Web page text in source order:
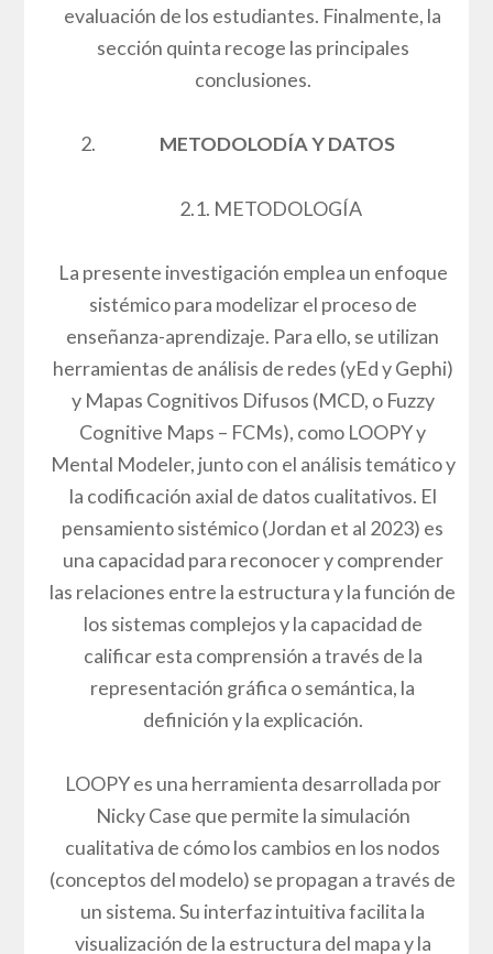
evaluación de los estudiantes. Finalmente, la
sección quinta recoge las principales
conclusiones.
METODOLODÍA Y DATOS
2.1. METODOLOGÍA
La presente investigación emplea un enfoque
sistémico para modelizar el proceso de
enseñanza-aprendizaje. Para ello, se utilizan
herramientas de análisis de redes (yEd y Gephi)
y Mapas Cognitivos Difusos (MCD, o Fuzzy
Cognitive Maps – FCMs), como LOOPY y
Mental Modeler, junto con el análisis temático y
la codificación axial de datos cualitativos. El
pensamiento sistémico (Jordan et al 2023) es
una capacidad para reconocer y comprender
las relaciones entre la estructura y la función de
los sistemas complejos y la capacidad de
calificar esta comprensión a través de la
representación gráfica o semántica, la
definición y la explicación.
LOOPY es una herramienta desarrollada por
Nicky Case que permite la simulación
cualitativa de cómo los cambios en los nodos
(conceptos del modelo) se propagan a través de
un sistema. Su interfaz intuitiva facilita la
visualización de la estructura del mapa y la